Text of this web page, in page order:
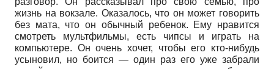
жизнь на вокзале. Оказалось, что он может говорить
без мата, что он обычный ребенок. Ему нравится
смотреть мультфильмы, есть чипсы и играть на
компьютере. Он очень хочет, чтобы его кто-нибудь
усыновил, но боится — один раз его уже забрали